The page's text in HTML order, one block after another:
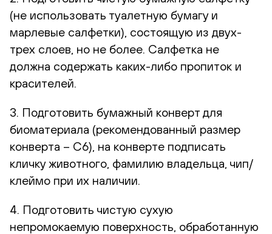
(не использовать туалетную бумагу и
марлевые салфетки), состоящую из двух-
трех слоев, но не более. Салфетка не
должна содержать каких-либо пропиток и
красителей.
3. Подготовить бумажный конверт для
биоматериала (рекомендованный размер
конверта – С6), на конверте подписать
кличку животного, фамилию владельца, чип/
клеймо при их наличии.
4. Подготовить чистую сухую
непромокаемую поверхность, обработанную